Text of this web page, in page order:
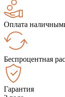
Оплата
Беспроцентная
Гарантия